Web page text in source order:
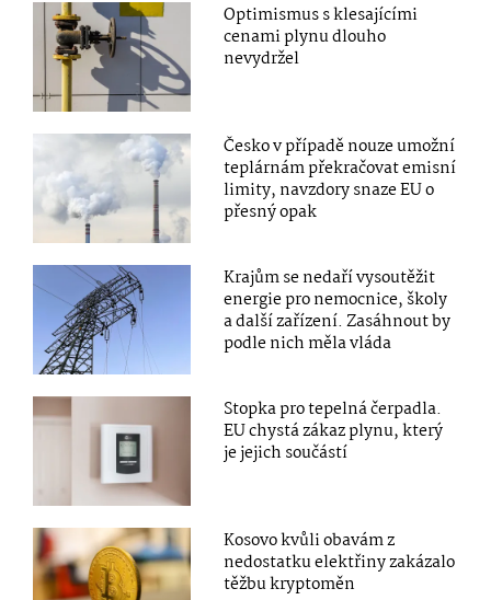
Optimismus s klesajícími
cenami plynu dlouho
nevydržel
Česko v případě nouze umožní
teplárnám překračovat emisní
limity, navzdory snaze EU o
přesný opak
Krajům se nedaří vysoutěžit
energie pro nemocnice, školy
a další zařízení. Zasáhnout by
podle nich měla vláda
Stopka pro tepelná čerpadla.
EU chystá zákaz plynu, který
je jejich součástí
Kosovo kvůli obavám z
nedostatku elektřiny zakázalo
těžbu kryptoměn